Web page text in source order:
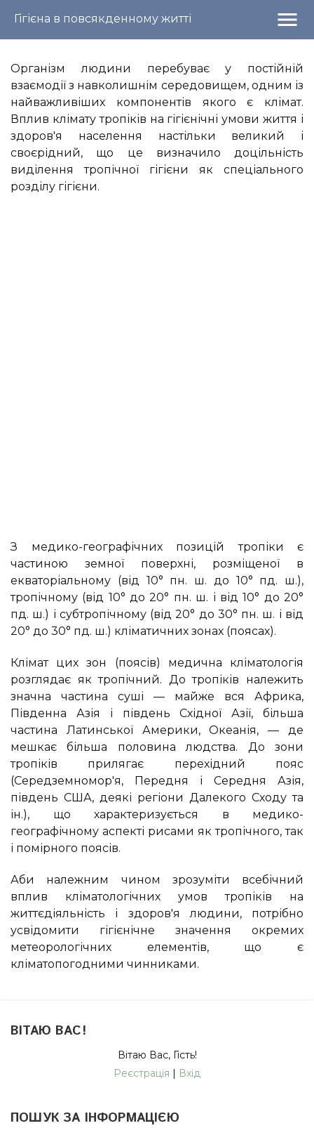
Гігієна в повсякденному житті menu
Організм людини перебуває у постійній
взаємодії з навколишнім середовищем, одним із
найважливіших компонентів якого є клімат.
Вплив клімату тропіків на гігієнічні умови життя і
здоров'я населення настільки великий і
своєрідний, що це визначило доцільність
виділення тропічної гігієни як спеціального
розділу гігієни.
З медико-географічних позицій тропіки є
частиною земної поверхні, розміщеної в
екваторіальному (від 10° пн. ш. до 10° пд. ш.),
тропічному (від 10° до 20° пн. ш. і від 10° до 20°
пд. ш.) і субтропічному (від 20° до 30° пн. ш. і від
20° до 30° пд. ш.) кліматичних зонах (поясах).
Клімат цих зон (поясів) медична кліматологія
розглядає як тропічний. До тропіків належить
значна частина суші — майже вся Африка,
Південна Азія і південь Східної Азії, більша
частина Латинської Америки, Океанія, — де
мешкає більша половина людства. До зони
тропіків прилягає перехідний пояс
(Середземномор'я, Передня і Середня Азія,
південь США, деякі регіони Далекого Сходу та
ін.), що характеризується в медико-
географічному аспекті рисами як тропічного, так
і помірного поясів.
Аби належним чином зрозуміти всебічний
вплив кліматологічних умов тропіків на
життєдіяльність і здоров'я людини, потрібно
усвідомити гігієнічне значення окремих
метеорологічних елементів, що є
кліматопогодними чинниками.
ВІТАЮ ВАС!
Вітаю Вас, Гість!
Реєстрація | Вхід
ПОШУК ЗА ІНФОРМАЦІЄЮ